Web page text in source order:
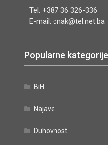
Tel. +387 36 326-336
E-mail: cnak@tel.net.ba
Popularne kategorije
BiH
Najave
Duhovnost